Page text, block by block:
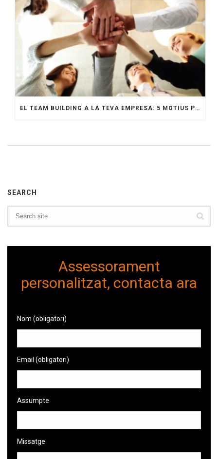
EL TEAM BUILDING A LA TEVA EMPRESA: 5 MOTIUS PER DONAR-LI MÉS IMPORTÀNCIA
SEARCH
Assessorament
personalitzat, contacta ara
Nom (obligatori)
Email (obligatori)
Assumpte
Missatge